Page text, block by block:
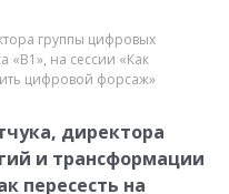
группы цифровых
«В1», на сессии «Как
цифровой форсаж»
директора
и трансформации
пересесть на